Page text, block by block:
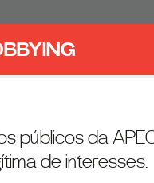
públicos da
de interesses.